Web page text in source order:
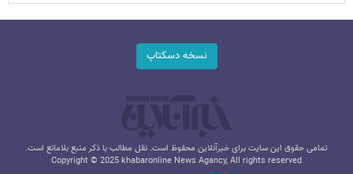
نسخه دسکتاپ
تمامی حقوق این سایت برای خبرآنلاین محفوظ است. نقل مطالب با ذکر منبع بلامانع است.
Copyright © 2025 khabaronline News Agancy, All rights reserved